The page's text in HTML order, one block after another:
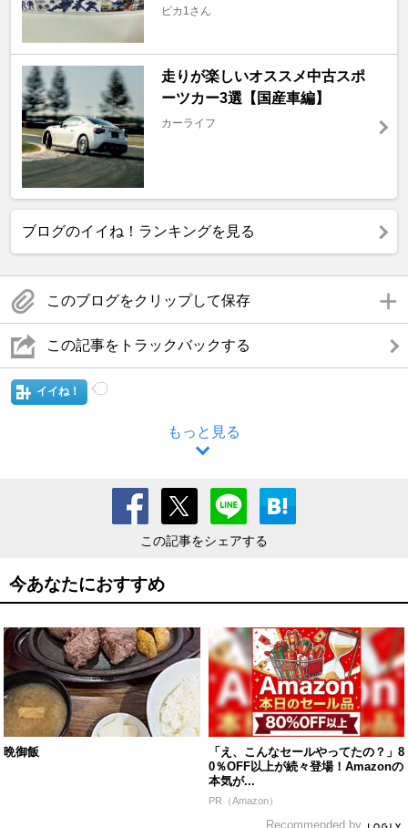
ピカ1さん
走りが楽しいオススメ中古スポ
ーツカー3選【国産車編】
カーライフ
ブログのイイね！ランキングを見る
このブログをクリップして保存
この記事をトラックバックする
イイね！
もっと見る
この記事をシェアする
今あなたにおすすめ
晩御飯
「え、こんなセールやってたの？」8
0％OFF以上が続々登場！Amazonの
本気が...
PR（Amazon）
Recommended by